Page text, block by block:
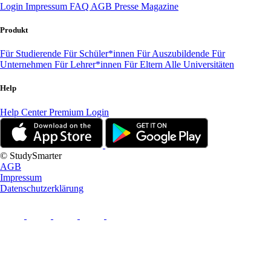
Login Impressum FAQ AGB Presse Magazine
Produkt
Für Studierende Für Schüler*innen Für Auszubildende Für
Unternehmen Für Lehrer*innen Für Eltern Alle Universitäten
Help
Help CenterPremium Login
© StudySmarter
AGB
Impressum
Datenschutzerklärung